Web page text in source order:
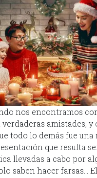
nos encontramos
amistades, y
todo lo demás fue una
que resulta
llevadas a cabo por
saben hacer farsas…